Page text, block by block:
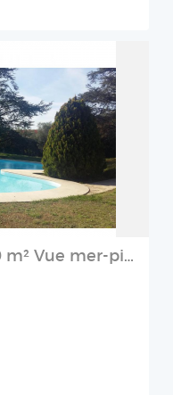
2
villa piscine 6 Pièces 239 m² Vue mer-piscine